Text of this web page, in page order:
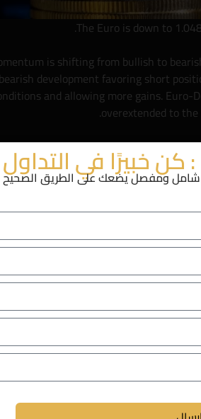
The Euro is down to
is shifting from bullish to
development favoring short
and allowing more gains.
overextended to
landscape, it seems that
at other currencies as GBP/NZD
pair has been trending lower
كن خبيرًا في التداول
ومفصل يضعك على الطريق الصحيح